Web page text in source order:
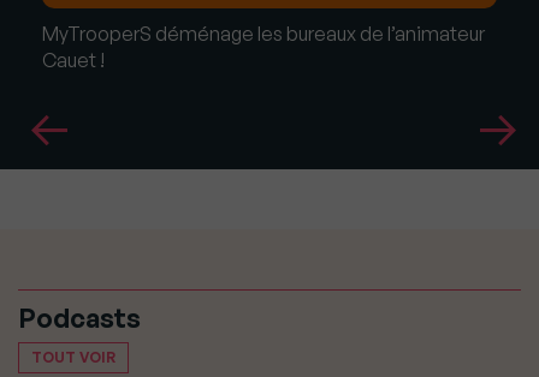
MyTrooperS déménage les bureaux de l’animateur
Cauet !
Podcasts
TOUT VOIR